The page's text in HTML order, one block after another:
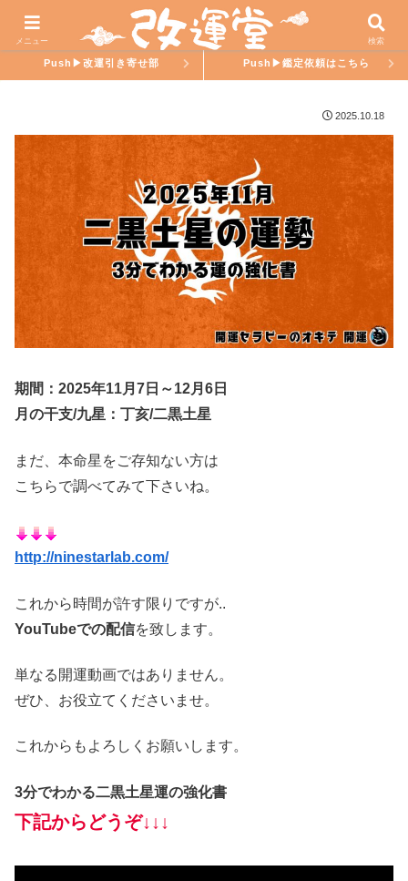
ホーム 氣學ラブ
Push▶︎改運引き寄せ部 Push▶︎鑑定依頼はこちら
2025.10.18
期間：2025年11月7日～12月6日
月の干支/九星：丁亥/二黒土星
まだ、本命星をご存知ない方は
こちらで調べてみて下さいね。
http://ninestarlab.com/
これから時間が許す限りですが..
YouTubeでの配信を致します。
単なる開運動画ではありません。
ぜひ、お役立てくださいませ。
これからもよろしくお願いします。
3分でわかる二黒土星運の強化書
下記からどうぞ↓↓↓
メニュー 検索